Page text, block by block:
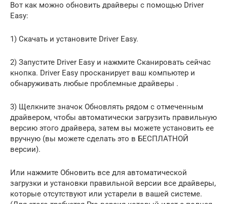
Вот как можно обновить драйверы с помощью Driver
Easy:
1) Скачать и установите Driver Easy.
2) Запустите Driver Easy и нажмите Сканировать сейчас
кнопка. Driver Easy просканирует ваш компьютер и
обнаруживать любые проблемные драйверы .
3) Щелкните значок Обновлять рядом с отмеченным
драйвером, чтобы автоматически загрузить правильную
версию этого драйвера, затем вы можете установить ее
вручную (вы можете сделать это в БЕСПЛАТНОЙ
версии).
Или нажмите Обновить все для автоматической
загрузки и установки правильной версии все драйверы,
которые отсутствуют или устарели в вашей системе.